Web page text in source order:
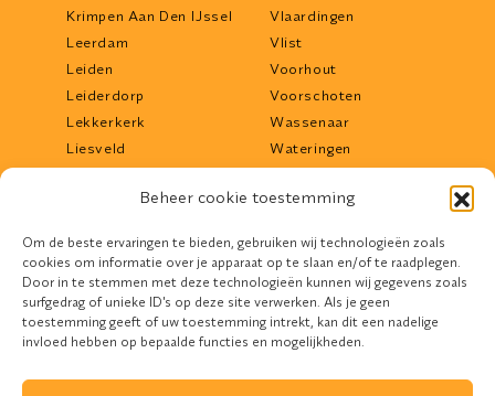
Beheer cookie toestemming
Om de beste ervaringen te bieden, gebruiken wij technologieën zoals
cookies om informatie over je apparaat op te slaan en/of te raadplegen.
Door in te stemmen met deze technologieën kunnen wij gegevens zoals
surfgedrag of unieke ID's op deze site verwerken. Als je geen
toestemming geeft of uw toestemming intrekt, kan dit een nadelige
invloed hebben op bepaalde functies en mogelijkheden.
Krimpen Aan Den IJssel
Leerdam
Leiden
Leiderdorp
Lekkerkerk
Liesveld
Middelharnis
Mijdrecht
Vlaardingen
Vlist
Voorhout
Voorschoten
Wassenaar
Wateringen
Woerden
Zoetermeer
Zwijndrecht